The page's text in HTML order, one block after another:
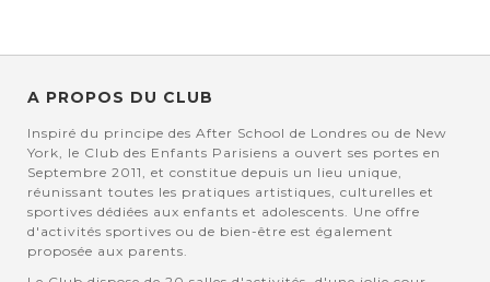
A PROPOS DU CLUB
Inspiré du principe des After School de Londres ou de New
York, le Club des Enfants Parisiens a ouvert ses portes en
Septembre 2011, et constitue depuis un lieu unique,
réunissant toutes les pratiques artistiques, culturelles et
sportives dédiées aux enfants et adolescents. Une offre
d'activités sportives ou de bien-être est également
proposée aux parents.